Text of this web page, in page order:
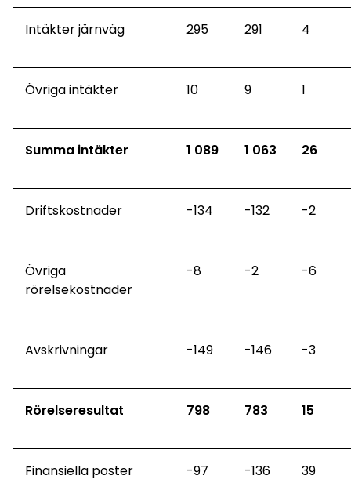
Intäkter järnväg 295 291 4
Övriga intäkter 10 9 1
Summa intäkter 1 089 1 063 26
Driftskostnader -134 -132 -2
Övriga
rörelsekostnader
-8 -2 -6
Avskrivningar -149 -146 -3
Rörelseresultat 798 783 15
Finansiella poster -97 -136 39